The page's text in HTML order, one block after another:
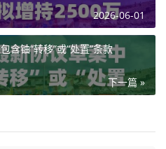
2026-06-01
含铀“转移”或“处置”条款
下一篇 »